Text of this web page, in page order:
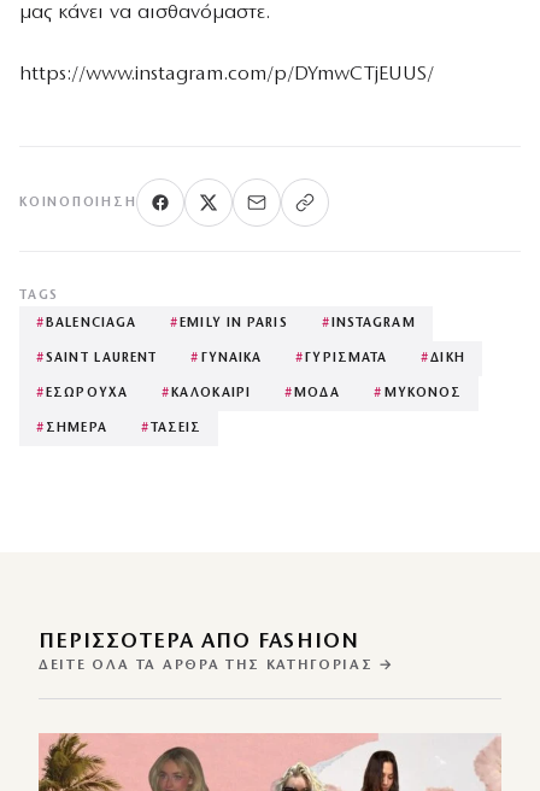
μας κάνει να αισθανόμαστε.
https://www.instagram.com/p/DYmwCTjEUUS/
ΚΟΙΝΟΠΟΊΗΣΗ
TAGS
# BALENCIAGA # EMILY IN PARIS # INSTAGRAM
#SAINT LAURENT # ΓΥΝΑΙΚΑ # ΓΥΡΙΣΜΑΤΑ #ΔΙΚΗ
# ΕΣΩΡΟΥΧΑ # ΚΑΛΟΚΑΙΡΙ # ΜΟΔΑ # ΜΥΚΟΝΟΣ
# ΣΗΜΕΡΑ # ΤΑΣΕΙΣ
ΠΕΡΙΣΣΌΤΕΡΑ ΑΠΌ FASHION
ΔΕΊΤΕ ΌΛΑ ΤΑ ΆΡΘΡΑ ΤΗΣ ΚΑΤΗΓΟΡΊΑΣ →